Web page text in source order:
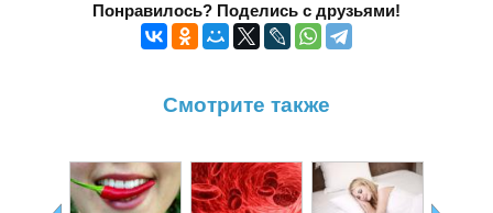
Понравилось? Поделись с друзьями!
Смотрите также